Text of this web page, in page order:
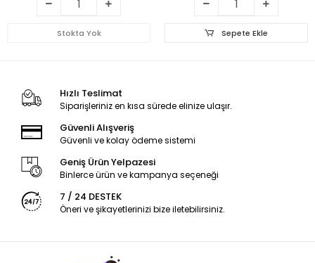
Stokta Yok Sepete Ekle
Hızlı Teslimat
Siparişleriniz en kısa sürede elinize ulaşır.
Güvenli Alışveriş
Güvenli ve kolay ödeme sistemi
Geniş Ürün Yelpazesi
Binlerce ürün ve kampanya seçeneği
7 / 24 DESTEK
Öneri ve şikayetlerinizi bize iletebilirsiniz.